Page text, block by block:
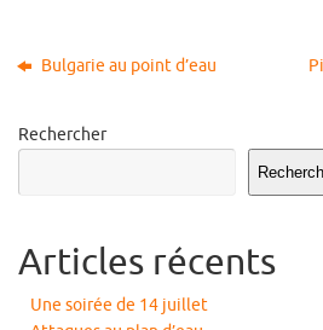
Bulgarie au point d’eau
Rechercher
Articles récents
Une soirée de 14 juillet